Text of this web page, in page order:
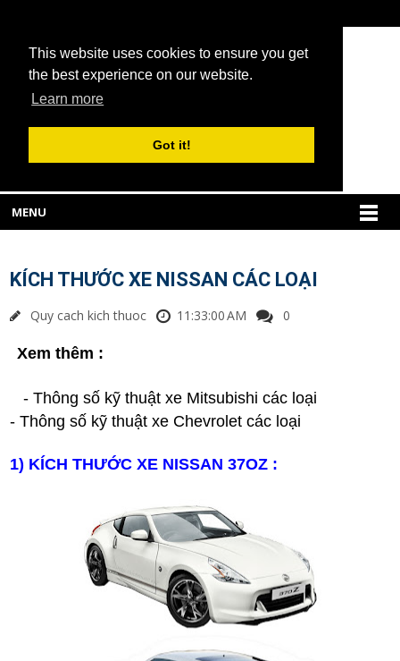
This website uses cookies to ensure you get
the best experience on our website.
Learn more
Got it!
MENU
KÍCH THƯỚC XE NISSAN CÁC LOẠI
Quy cach kich thuoc 11:33:00 AM 0
Xem thêm :
- Thông số kỹ thuật xe Mitsubishi các loại
- Thông số kỹ thuật xe Chevrolet các loại
1) KÍCH THƯỚC XE NISSAN37OZ :